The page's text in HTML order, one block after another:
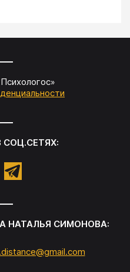
Психологос»
НАТАЛЬЯ СИМОНОВА: